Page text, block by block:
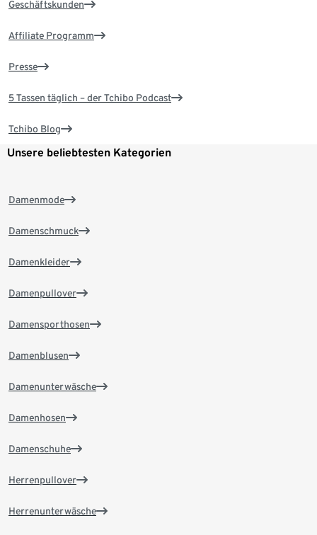
Geschäftskunden
Affiliate Programm
Presse
5 Tassen täglich – der Tchibo Podcast
Tchibo Blog
Unsere beliebtesten Kategorien
Damenmode
Damenschmuck
Damenkleider
Damenpullover
Damensporthosen
Damenblusen
Damenunterwäsche
Damenhosen
Damenschuhe
Herrenpullover
Herrenunterwäsche